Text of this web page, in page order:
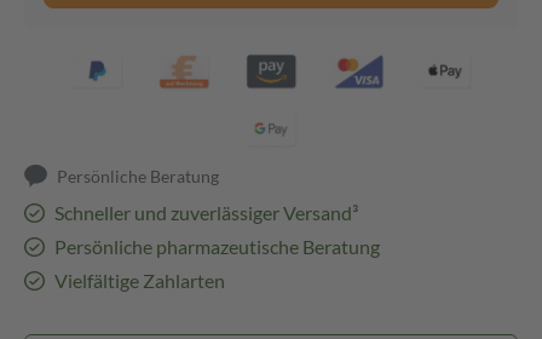
Persönliche Beratung
Schneller und zuverlässiger Versand³
Persönliche pharmazeutische Beratung
Vielfältige Zahlarten